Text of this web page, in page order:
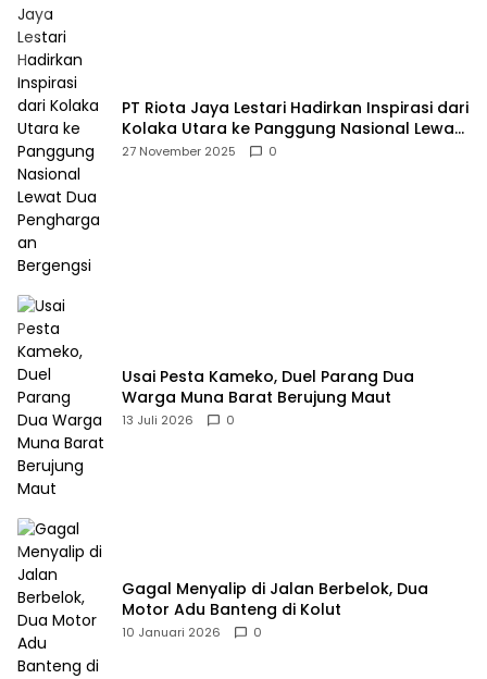
PT Riota Jaya Lestari Hadirkan Inspirasi dari
Kolaka Utara ke Panggung Nasional Lewat
Dua Penghargaan Bergengsi
27 November 2025 0
Usai Pesta Kameko, Duel Parang Dua
Warga Muna Barat Berujung Maut
13 Juli 2026 0
Gagal Menyalip di Jalan Berbelok, Dua
Motor Adu Banteng di Kolut
10 Januari 2026 0